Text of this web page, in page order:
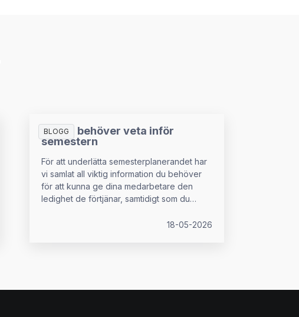
BLOGG
Allt du behöver veta inför
semestern
För att underlätta semesterplanerandet har
vi samlat all viktig information du behöver
för att kunna ge dina medarbetare den
ledighet de förtjänar, samtidigt som du
18-05-2026